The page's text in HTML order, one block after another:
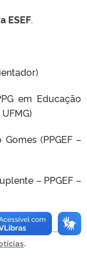
ESEF.
em Educação
(PPGEF –
– PPGEF –
.